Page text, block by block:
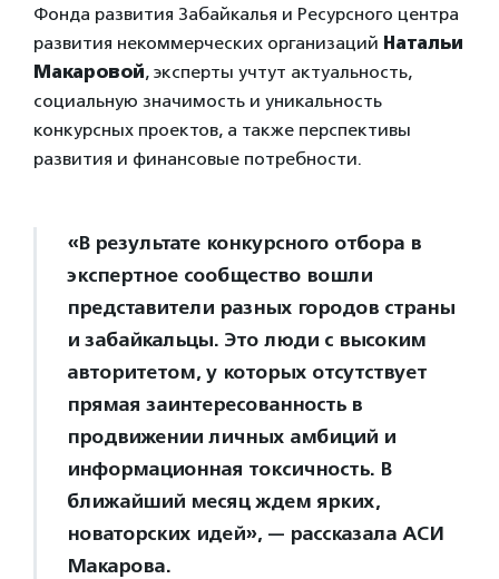
Фонда развития Забайкалья и Ресурсного центра
развития некоммерческих организаций Натальи
Макаровой, эксперты учтут актуальность,
социальную значимость и уникальность
конкурсных проектов, а также перспективы
развития и финансовые потребности.
«В результате конкурсного отбора в
экспертное сообщество вошли
представители разных городов страны
и забайкальцы. Это люди с высоким
авторитетом, у которых отсутствует
прямая заинтересованность в
продвижении личных амбиций и
информационная токсичность. В
ближайший месяц ждем ярких,
новаторских идей», — рассказала АСИ
Макарова.